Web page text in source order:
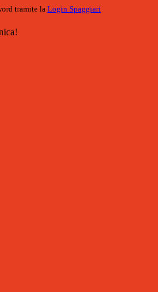
tramite la Login Spaggiari